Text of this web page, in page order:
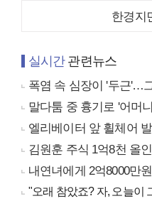
한경지
실시간관련뉴스
폭염 속 심장이 '두근'…
말다툼 중 흉기로 '어머
엘리베이터 앞 휠체어
김원훈 주식 1억8천 올
내연녀에게 2억8000만
"오래 참았죠? 자, 오늘이